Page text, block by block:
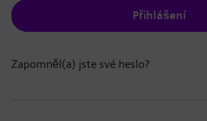
Přihlášení
Zapomněl(a) jste své heslo?